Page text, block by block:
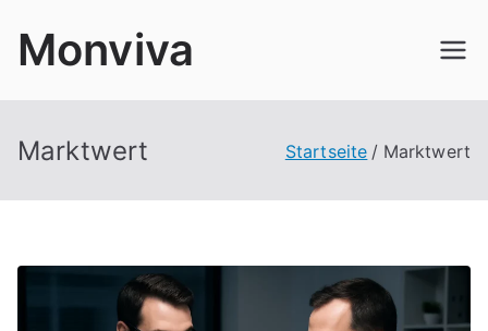
InhaltMonviva
Marktwert Startseite Marktwert